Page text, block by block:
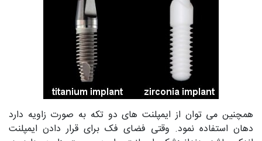
همچنین می توان از ایمپلنت های دو تکه به صورت زاویه دارد
دهان استفاده نمود. وقتی فضای فک برای قرار دادن ایمپلنت